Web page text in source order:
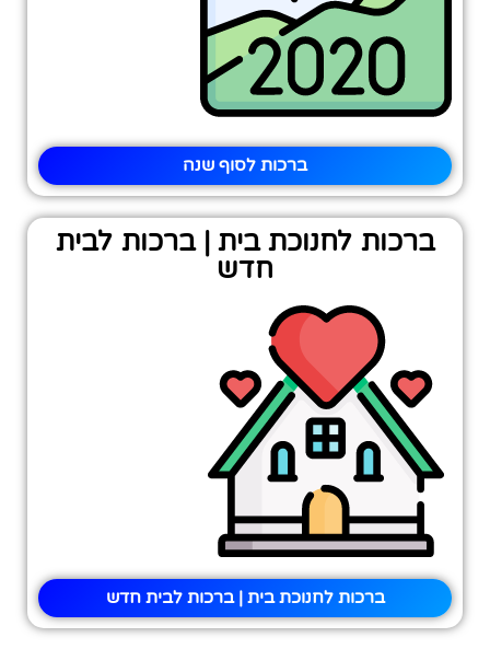
ברכות לסוף שנה
ברכות לחנוכת בית | ברכות לבית
חדש
ברכות לחנוכת בית | ברכות לבית חדש